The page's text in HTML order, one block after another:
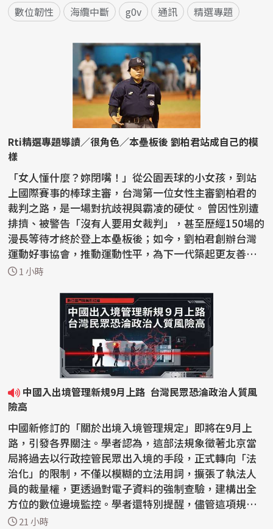
數位韌性 海纜中斷 g0v 通訊 精選專題
Rti精選專題導讀／很角色／本壘板後 劉柏君站成自己的模
樣
「女人懂什麼？妳閉嘴！」從公園丟球的小女孩，到站
上國際賽事的棒球主審，台灣第一位女性主審劉柏君的
裁判之路，是一場對抗歧視與霸凌的硬仗。 曾因性別遭
排擠、被警告「沒有人要用女裁判」，甚至歷經150場的
漫長等待才終於登上本壘板後；如今，劉柏君創辦台灣
運動好事協會，推動運動性平，為下一代築起更友善的
紅土...
1 小時
險高
中國新修訂的「關於出境入境管理規定」即將在9月上
路，引發各界關注。學者認為，這部法規象徵著北京當
局將過去以行政控管民眾出入境的手段，正式轉向「法
治化」的限制，不僅以模糊的立法用詞，擴張了執法人
員的裁量權，更透過對電子資料的強制查驗，建構出全
方位的數位邊境監控。學者還特別提醒，儘管這項規定
的對象...
21 小時